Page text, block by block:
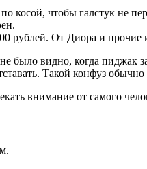
косой, чтобы галстук не
рублей. От Диора и
было видно, когда пиджак
Такой конфуз
внимание от самого